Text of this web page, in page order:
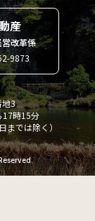
産
営改革係
9873
3
17時15分
では除く）